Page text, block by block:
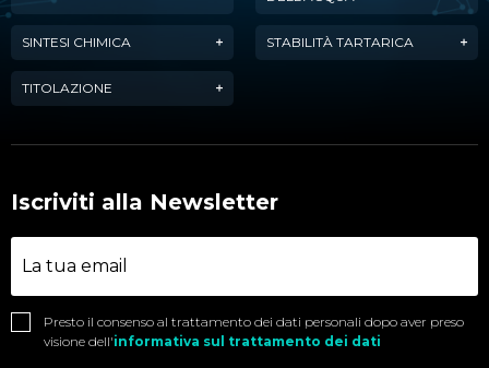
SINTESI CHIMICA STABILITÀ TARTARICA
TITOLAZIONE
Iscriviti alla Newsletter
Presto il consenso al trattamento dei dati personali dopo aver preso
visione dell'informativa sul trattamento dei dati